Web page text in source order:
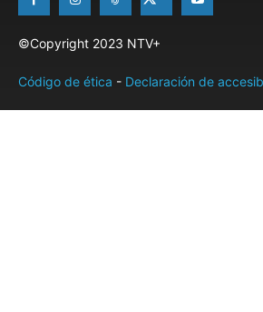
©Copyright 2023 NTV+
Código de ética - Declaración de